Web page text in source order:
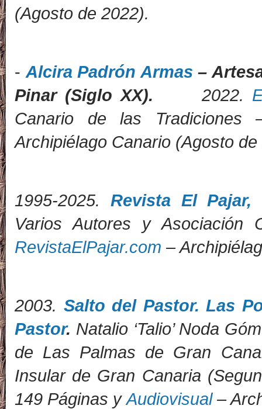
(Agosto de 2022).
- Alcira Padrón Armas –
Pinar (Siglo XX). 2022.
Canario de las
Archipiélago Canario (Agosto
1995-2025. Revista El Pajar,
Varios Autores y Asociación
RevistaElPajar.com –
2003. Salto del Pastor. Las
Pastor. Natalio ‘Talio’ Noda
de Las Palmas de Gran
Insular de Gran Canaria
149 Páginas yAudiovisual–